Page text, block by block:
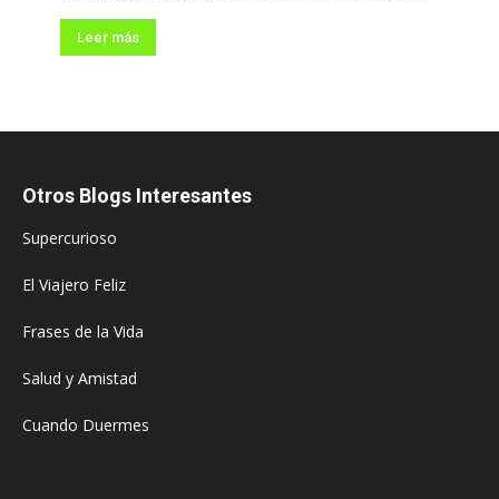
Leer más
Otros Blogs Interesantes
Supercurioso
El Viajero Feliz
Frases de la Vida
Salud y Amistad
Cuando Duermes